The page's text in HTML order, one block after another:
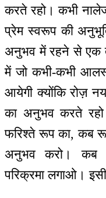
करते रहो। कभी
प्रेम स्वरूप की
अनुभव में रहने से एक
में जो कभी-कभी
आयेगी क्योंकि रोज़
का अनुभव करते
फरिश्ते रूप का, कब
अनुभव करो। कब
परिक्रमा लगाओ।